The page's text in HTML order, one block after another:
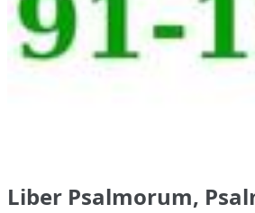
Liber Psalmorum,